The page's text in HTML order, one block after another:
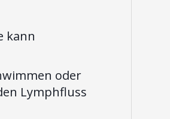
kann
oder
Lymphfluss